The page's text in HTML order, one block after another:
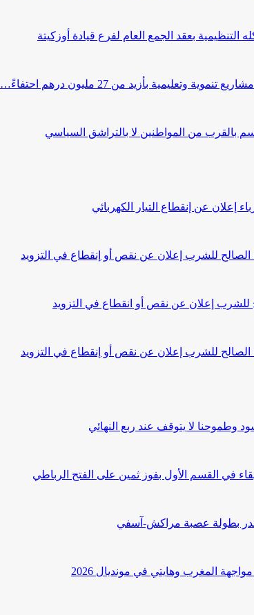
التنظيمية بعقد الجمع العام لفرع قيادة أوزكيتة
وتعليمية بأزيد من 27 مليون درهم احتفاءً…
بالقرب من المواطنين لا بالتراشق السياسي
إعلان عن إنقطاع التيار الكهربائي
للشرب إعلان عن نقص أو إنقطاع في التزويد
للشرب إعلان عن نقص أو انقطاع في التزويد
للشرب إعلان عن نقص أو إنقطاع في التزويد
وطموحنا لا يتوقف عند ربع النهائي
في القسم الأول بفوز ثمين على الفتح الرباطي
بطولة عصبة مراكش-آسفي
المغرب وهايتي في مونديال 2026